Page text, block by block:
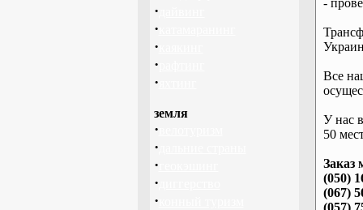
·
·
·
·
·
земля
·
·
·
·
·
-
Все
У нас
50
Заказ
(050)
(067)
(057)